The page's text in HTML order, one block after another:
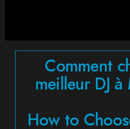
Comment
meilleur DJ
How to